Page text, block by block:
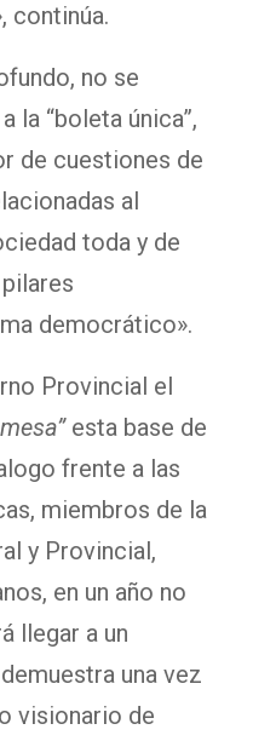
continúa.
no se
la “boleta única”,
de cuestiones de
al
toda y de
democrático».
Provincial el
esta base de
frente a las
miembros de la
y Provincial,
en un año no
llegar a un
una vez
visionario de